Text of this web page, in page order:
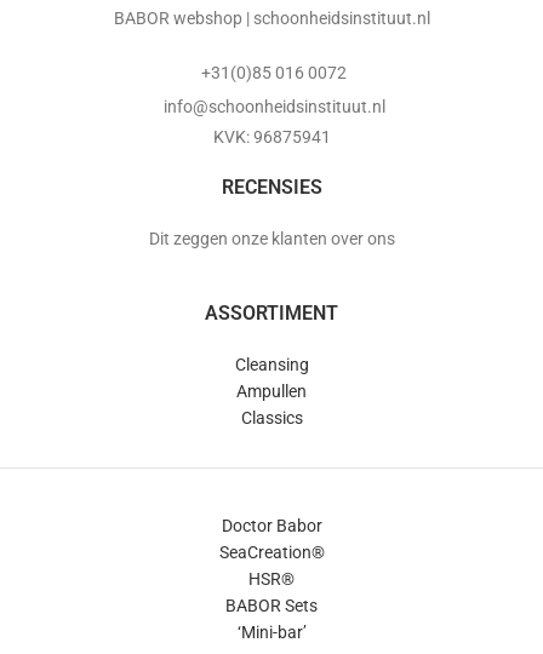
BABOR webshop | schoonheidsinstituut.nl
+31(0)85 016 0072
info@schoonheidsinstituut.nl
KVK: 96875941
RECENSIES
Dit zeggen onze klanten over ons
ASSORTIMENT
Cleansing
Ampullen
Classics
Doctor Babor
SeaCreation®
HSR®
BABOR Sets
‘Mini-bar’